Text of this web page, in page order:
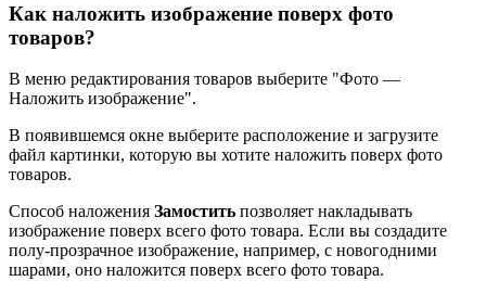
Как наложить изображение поверх фото
товаров?
В меню редактирования товаров выберите "Фото —
Наложить изображение".
В появившемся окне выберите расположение и загрузите
файл картинки, которую вы хотите наложить поверх фото
товаров.
Способ наложения Замостить позволяет накладывать
изображение поверх всего фото товара. Если вы создадите
полу-прозрачное изображение, например, с новогодними
шарами, оно наложится поверх всего фото товара.